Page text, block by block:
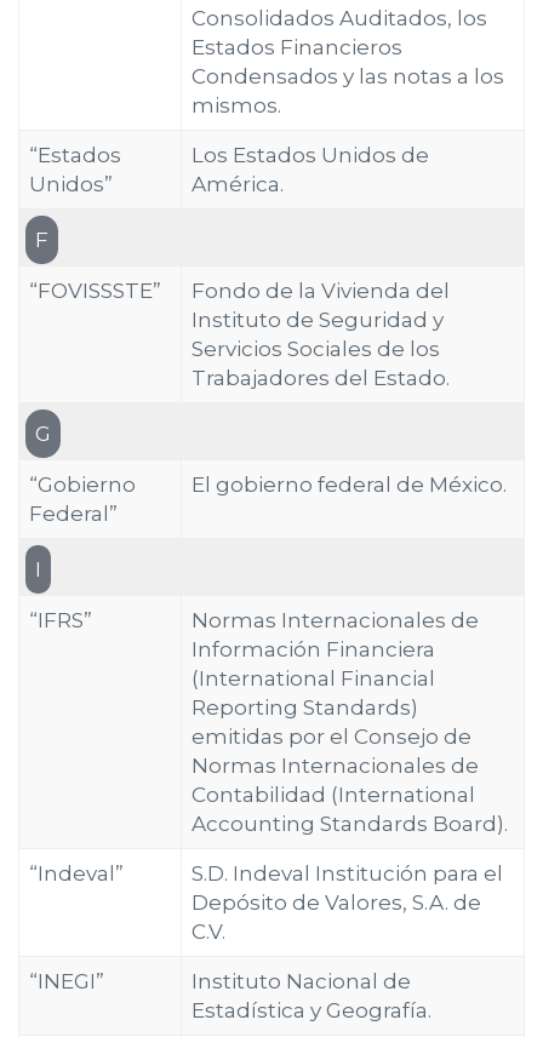
Consolidados Auditados, los
Estados Financieros
Condensados y las notas a los
mismos.
“Estados
Unidos”
Los Estados Unidos de
América.
F
“FOVISSSTE”
Fondo de la Vivienda del
Instituto de Seguridad y
Servicios Sociales de los
Trabajadores del Estado.
G
“Gobierno
Federal”
El gobierno federal de México.
I
“IFRS”
Normas Internacionales de
Información Financiera
(International Financial
Reporting Standards)
emitidas por el Consejo de
Normas Internacionales de
Contabilidad (International
Accounting Standards Board).
“Indeval”
S.D. Indeval Institución para el
Depósito de Valores, S.A. de
C.V.
“INEGI”
Instituto Nacional de
Estadística y Geografía.